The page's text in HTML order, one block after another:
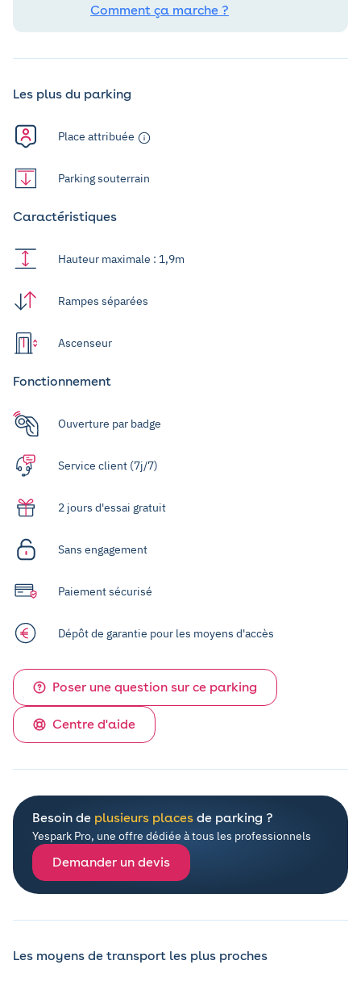
Comment ça marche ?
Les plus du parking
Place attribuée
Parking souterrain
Caractéristiques
Hauteur maximale : 1,9m
Rampes séparées
Ascenseur
Fonctionnement
Ouverture par badge
Service client (7j/7)
2 jours d'essai gratuit
Sans engagement
Paiement sécurisé
Dépôt de garantie pour les moyens d'accès
Poser une question sur ce parking
Centre d'aide
Besoin de plusieurs places de parking ?
Yespark Pro, une offre dédiée à tous les professionnels
Demander un devis
Les moyens de transport les plus proches